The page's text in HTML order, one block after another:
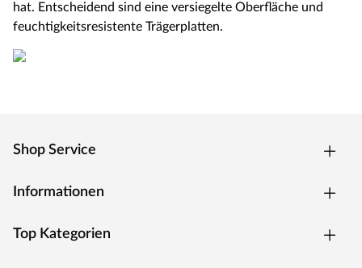
hat. Entscheidend sind eine versiegelte Oberfläche und
feuchtigkeitsresistente Trägerplatten.
Shop Service
Informationen
Top Kategorien